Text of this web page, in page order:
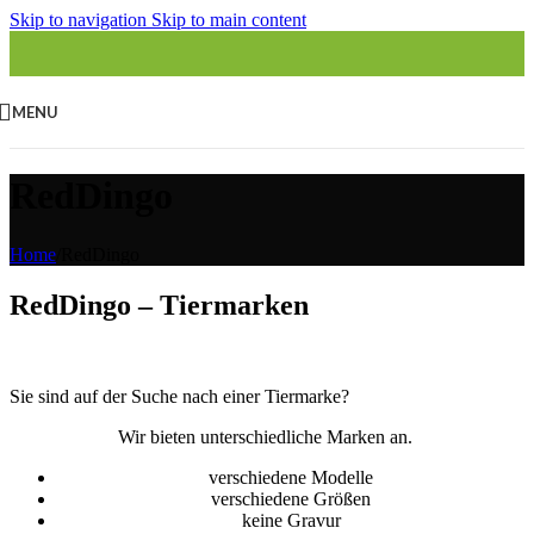
Skip to navigation Skip to main content
MENU
Home
RedDingo – Tiermarken
Sie sind auf der Suche nach einer Tiermarke?
Wir bieten unterschiedliche Marken an.
verschiedene Modelle
verschiedene Größen
keine Gravur